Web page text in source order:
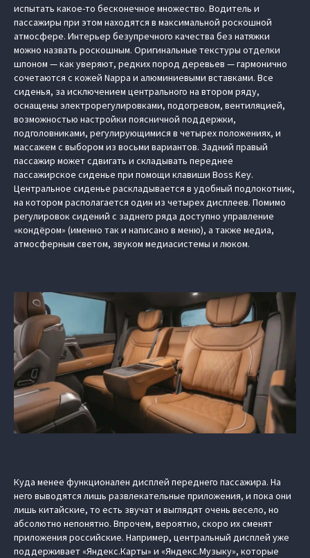
испытать какое-то бесконечное множество. Водитель и
пассажиры при этом находятся в максимальной роскошной
атмосфере. Интерьер безупречного качества без натяжки
можно назвать роскошным. Оригинальные текстуры отделки
шпоном — как уверяют, редких пород деревьев — гармонично
сочетаются с кожей Nappa и алюминиевыми вставками. Все
сиденья, за исключением центрального на втором ряду,
оснащены электрорегулировками, подогревом, вентиляцией,
возможностью настройки поясничной поддержки,
подголовниками, регулирующимися в четырех положениях, и
массажем с выбором из восьми вариантов. Задний правый
пассажир может сдвигать и складывать переднее
пассажирское сиденье при помощи клавиши Boss Key.
Центральное сиденье раскладывается в удобный подлокотник,
на котором располагается один из четырех дисплеев. Помимо
регулировок сидений с заднего ряда доступно управление
«кондёром» (именно так и написано в меню), а также медиа,
атмосферным светом, звуком медиасистемы и люком.
Куда менее функционален дисплей переднего пассажира. На
него выводятся лишь развлекательные приложения, и пока они
лишь китайские, то есть звучат и выглядят очень весело, но
абсолютно непонятно. Впрочем, вероятно, скоро их сменят
приложения российские. Например, центральный дисплей уже
поддерживает «Яндекс.Карты» и «Яндекс.Музыку», которые